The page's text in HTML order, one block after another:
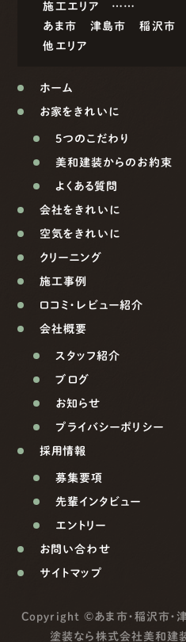
施工エリア ……
あま市
津島市 稲沢市
他エリア
ホーム
お家をきれいに
5つのこだわり
美和建装からのお約束
よくある質問
会社をきれいに
空気をきれいに
クリーニング
施工事例
口コミ・レビュー紹介
会社概要
スタッフ紹介
ブログ
お知らせ
プライバシーポリシー
採用情報
募集要項
先輩インタビュー
エントリー
お問い合わせ
サイトマップ
Copyright ©あま市・稲沢市・
塗装なら株式会社美和建